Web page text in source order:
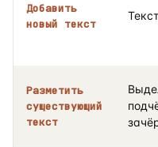
Добавить
новый текст
Разметить
существующий
текст